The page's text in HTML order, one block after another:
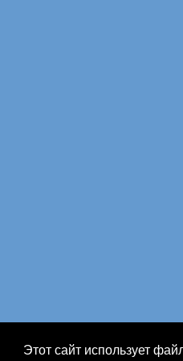
Этот сайт использует